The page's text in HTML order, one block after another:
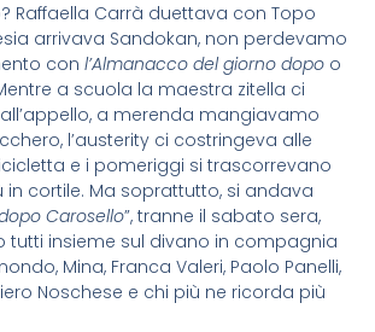
Raffaella Carrà duettava con Topo
arrivava Sandokan, non perdevamo
conl’Almanacco del giorno dopo o
a scuola la maestra zitella ci
a merenda mangiavamo
l’austerity ci costringeva alle
e i pomeriggi si trascorrevano
in cortile. Ma soprattutto, si andava
Carosello”, tranne il sabato sera,
tutti insieme sul divano in compagnia
Mina, Franca Valeri, Paolo Panelli,
Noschese e chi più ne ricorda più